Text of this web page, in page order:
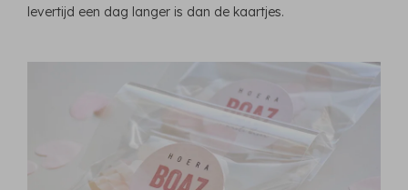
levertijd een dag langer is dan de kaartjes.